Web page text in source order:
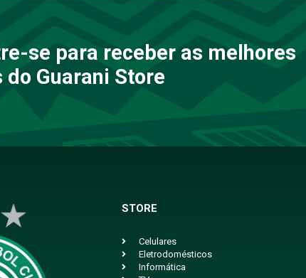
se para receber as melhores
Guarani Store
STORE
Celulares
Eletrodomésticos
Informática